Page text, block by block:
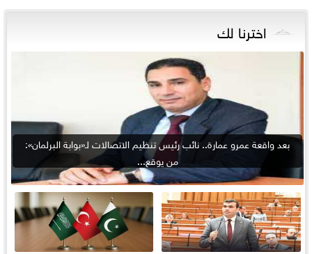
اخترنا لك
بعد واقعة عمرو عمارة.. نائب رئيس تنظيم الاتصالات لـ«بوابة البرلمان»:
من يوقع...